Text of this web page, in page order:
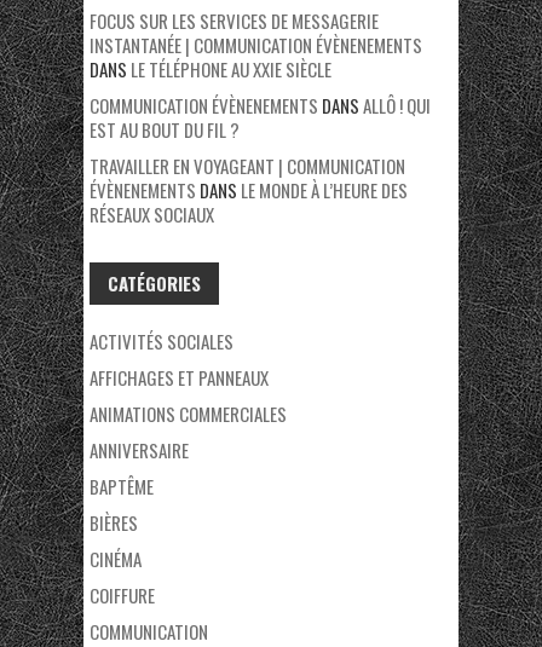
FOCUS SUR LES SERVICES DE MESSAGERIE
INSTANTANÉE | COMMUNICATION ÉVÈNENEMENTS
DANS LE TÉLÉPHONE AU XXIE SIÈCLE
COMMUNICATION ÉVÈNENEMENTS DANSALLÔ ! QUI
EST AU BOUT DU FIL ?
TRAVAILLER EN VOYAGEANT | COMMUNICATION
ÉVÈNENEMENTS DANS LE MONDE À L’HEURE DES
RÉSEAUX SOCIAUX
CATÉGORIES
ACTIVITÉS SOCIALES
AFFICHAGES ET PANNEAUX
ANIMATIONS COMMERCIALES
ANNIVERSAIRE
BAPTÊME
BIÈRES
CINÉMA
COIFFURE
COMMUNICATION